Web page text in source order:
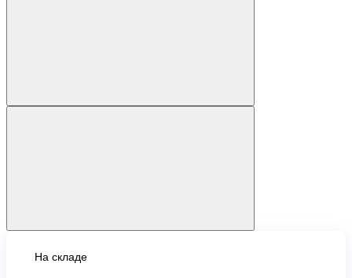
На складе